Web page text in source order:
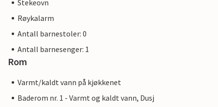
Stekeovn
Røykalarm
Antall barnestoler: 0
Antall barnesenger: 1
Rom
Varmt/kaldt vann på kjøkkenet
Baderom nr. 1 - Varmt og kaldt vann, Dusj